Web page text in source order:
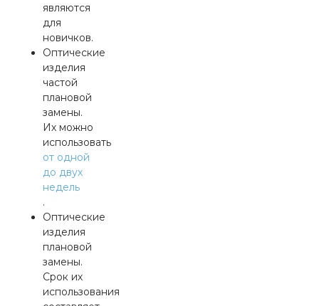
являются
для
новичков.
Оптические
изделия
частой
плановой
замены.
Их можно
использовать
от одной
до двух
недель
.
Оптические
изделия
плановой
замены.
Срок их
использования